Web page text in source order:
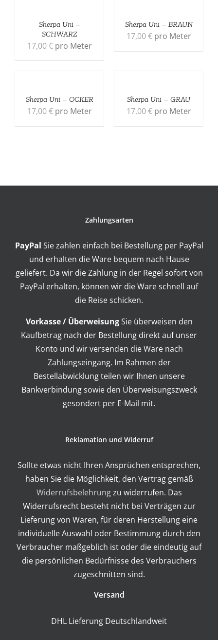
Sherpa Uni –
SCHWARZ
17,00€ pro Meter
Sherpa Uni – BRAUN
17,00€ pro Meter
Sherpa Uni – OCKER
17,00€ pro Meter
Sherpa Uni – GRAU
17,00€ pro Meter
Zahlungsarten
PayPal Sie zahlen einfach bei Bestellung per PayPal
und erhalten die Ware bequem nach Hause
geliefert. Da wir die Zahlung in der Regel sofort von
PayPal erhalten, können wir die Ware schnell auf
die Reise schicken.
Vorkasse / ÜberweisungSie überweisen den
Kaufbetrag nach der Bestellung direkt auf unser
Konto und wir versenden die Ware nach
Zahlungseingang. Im Rahmen der
Bestellabwicklung teilen wir Ihnen unsere
Bankverbindung sowie den Überweisungszweck
gesondert per E-Mail mit.
Reklamation und Widerruf
Sollte etwas nicht Ihren Ansprüchen entsprechen,
haben Sie die Möglichkeit, den Vertrag gemäß
Widerrufsbelehrungzu widerrufen. Das
Widerrufsrecht besteht nicht bei Verträgen zur
Lieferung von Waren, für deren Herstellung eine
individuelle Auswahl oder Bestimmung durch den
Verbraucher maßgeblich ist oder die eindeutig auf
die persönlichen Bedürfnisse des Verbrauchers
zugeschnitten sind.
Versand
DHL Lieferung Deutschlandweit